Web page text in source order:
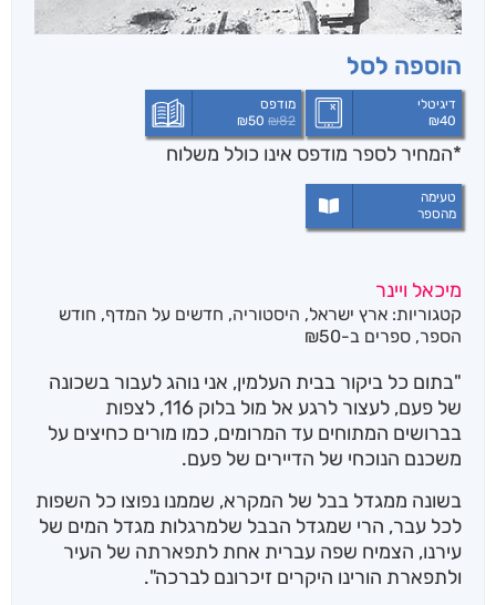
הוספה לסל
דיגיטלי
₪40
מודפס
₪82
₪50
*המחיר לספר מודפס אינו כולל משלוח
טעימה
מהספר
מיכאל ויינר
קטגוריות: ארץ ישראל, היסטוריה, חדשים על המדף, חודש
הספר, ספרים ב-₪50
"בתום כל ביקור בבית העלמין, אני נוהג לעבור בשכונה
של פעם, לעצור לרגע אל מול בלוק 116, לצפות
בברושים המתוחים עד המרומים, כמו מורים כחיצים על
משכנם הנוכחי של הדיירים של פעם.
בשונה ממגדל בבל של המקרא, שממנו נפוצו כל השפות
לכל עבר, הרי שמגדל הבבל שלמרגלות מגדל המים של
עירנו, הצמיח שפה עברית אחת לתפארתה של העיר
ולתפארת הורינו היקרים זיכרונם לברכה".